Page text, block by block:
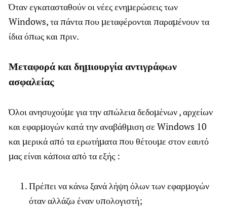
Όταν εγκατασταθούν οι νέες ενημερώσεις των
Windows, τα πάντα που μεταφέρονται παραμένουν τα
ίδια όπως και πριν.
Μεταφορά και δημιουργία αντιγράφων
ασφαλείας
Όλοι ανησυχούμε για την απώλεια δεδομένων , αρχείων
και εφαρμογών κατά την αναβάθμιση σε Windows 10
και μερικά από τα ερωτήματα που θέτουμε στον εαυτό
μας είναι κάποια από τα εξής :
Πρέπει να κάνω ξανά λήψη όλων των εφαρμογών
όταν αλλάζω έναν υπολογιστή;